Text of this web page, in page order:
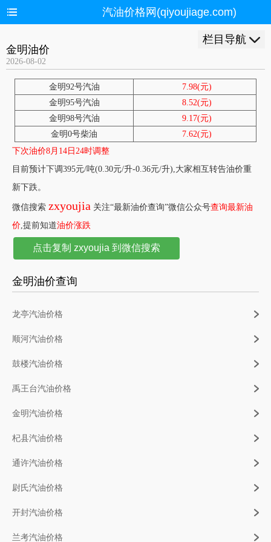
汽油价格网(qiyoujiage.com)
栏目导航
金明油价
2026-08-02
金明92号汽油
7.98(元)
金明95号汽油
8.52(元)
金明98号汽油
9.17(元)
金明0号柴油
7.62(元)
下次油价8月14日24时调整
目前预计下调395元/吨(0.30元/升-0.36元/升),大家相互转告油价重
新下跌。
微信搜索 zxyoujia 关注“最新油价查询”微信公众号查询最新油
价,提前知道油价涨跌
点击复制 zxyoujia 到微信搜索
金明油价查询
龙亭汽油价格
顺河汽油价格
鼓楼汽油价格
禹王台汽油价格
金明汽油价格
杞县汽油价格
通许汽油价格
尉氏汽油价格
开封汽油价格
兰考汽油价格